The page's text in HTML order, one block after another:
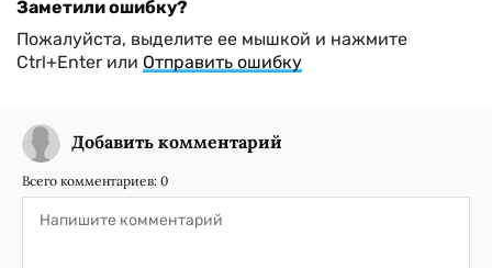
Заметили ошибку?
Пожалуйста, выделите ее мышкой и нажмите
Ctrl+Enter или Отправить ошибку
Добавить комментарий
Всего комментариев: 0